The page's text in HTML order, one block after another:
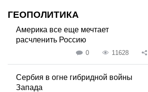
ГЕОПОЛИТИКА
Америка все еще мечтает
расчленить Россию
0 11628
Сербия в огне гибридной войны
Запада